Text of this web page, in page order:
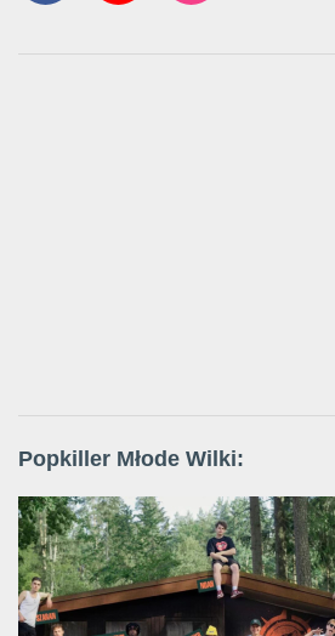
Popkiller Młode Wilki: